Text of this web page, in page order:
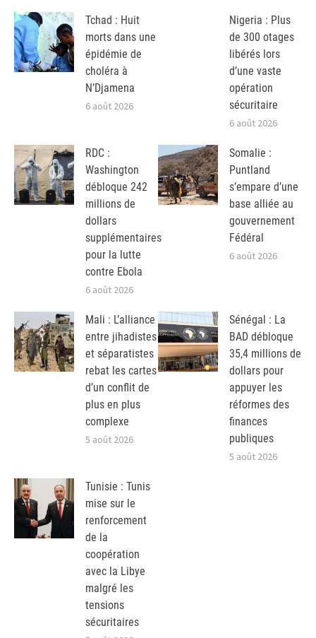
Tchad : Huit
morts dans une
épidémie de
choléra à
N’Djamena
6 août 2026
Nigeria : Plus
de 300 otages
libérés lors
d’une vaste
opération
sécuritaire
6 août 2026
RDC :
Washington
débloque 242
millions de
dollars
supplémentaires
pour la lutte
contre Ebola
6 août 2026
Somalie :
Puntland
s’empare d’une
base alliée au
gouvernement
Fédéral
6 août 2026
Mali : L’alliance
entre jihadistes
et séparatistes
rebat les cartes
d’un conflit de
plus en plus
complexe
5 août 2026
Sénégal : La
BAD débloque
35,4 millions de
dollars pour
appuyer les
réformes des
finances
publiques
5 août 2026
Tunisie : Tunis
mise sur le
renforcement
de la
coopération
avec la Libye
malgré les
tensions
sécuritaires